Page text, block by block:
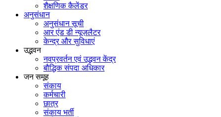
शैक्षणिक कैलेंडर
अनुसंधान
अनुसंधान सूची
आर एंड डी न्यूज़लैटर
केन्द्र और सुविधाएं
उद्भवन
नवप्रवर्तन एवं उद्भवन केंद्र
बौद्धिक संपदा अधिकार
जन समूह
संकाय
कर्मचारी
छात्र
संकाय भर्ती